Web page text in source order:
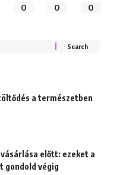
0 0 0
a természetben
előtt: ezeket a
gondold végig